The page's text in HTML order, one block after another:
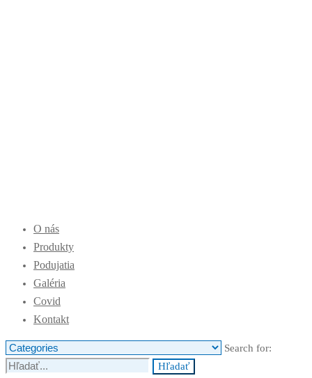
O nás
Produkty
Podujatia
Galéria
Covid
Kontakt
Search for:
Hľadať